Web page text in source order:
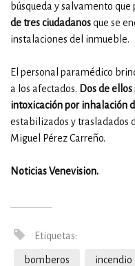
búsqueda y salvamento
de tres ciudadanosque se
instalaciones del inmueble.
El personal paramédico
a los afectados. Dos de
intoxicación por inhalación
estabilizados y trasladados
Miguel Pérez Carreño.
Noticias Venevision.
Etiquetas:
bomberos incendio